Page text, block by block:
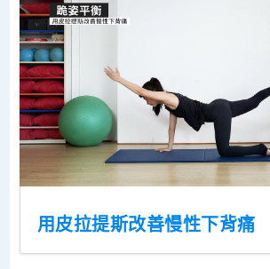
用皮拉提斯改善慢性下背痛